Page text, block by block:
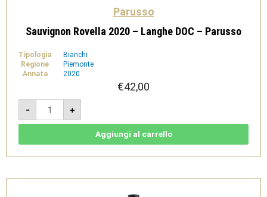
Parusso
Sauvignon Rovella 2020 – Langhe DOC – Parusso
Tipologia
Bianchi
Regione
Piemonte
Annata
2020
€42,00
-
Sauvignon
Rovella
2020
-
Parusso
+
Aggiungi al carrello